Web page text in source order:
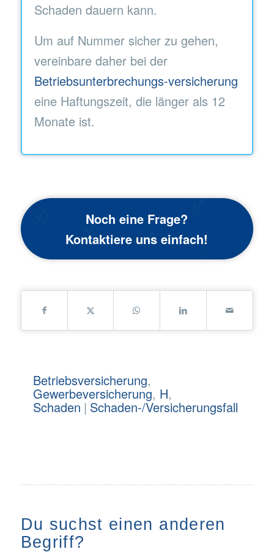
Schaden dauern kann.
Um auf Nummer sicher zu gehen,
vereinbare daher bei der
Betriebsunterbrechungs-versicherung
eine Haftungszeit, die länger als 12
Monate ist.
Noch eine Frage?
Kontaktiere uns einfach!
Betriebsversicherung,
Gewerbeversicherung, H,
Schaden | Schaden-/Versicherungsfall
Du suchst einen anderen
Begriff?